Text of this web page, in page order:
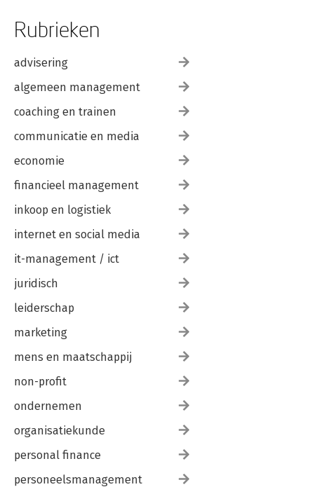
Rubrieken
advisering
algemeen management
coaching en trainen
communicatie en media
economie
financieel management
inkoop en logistiek
internet en social media
it-management / ict
juridisch
leiderschap
marketing
mens en maatschappij
non-profit
ondernemen
organisatiekunde
personal finance
personeelsmanagement